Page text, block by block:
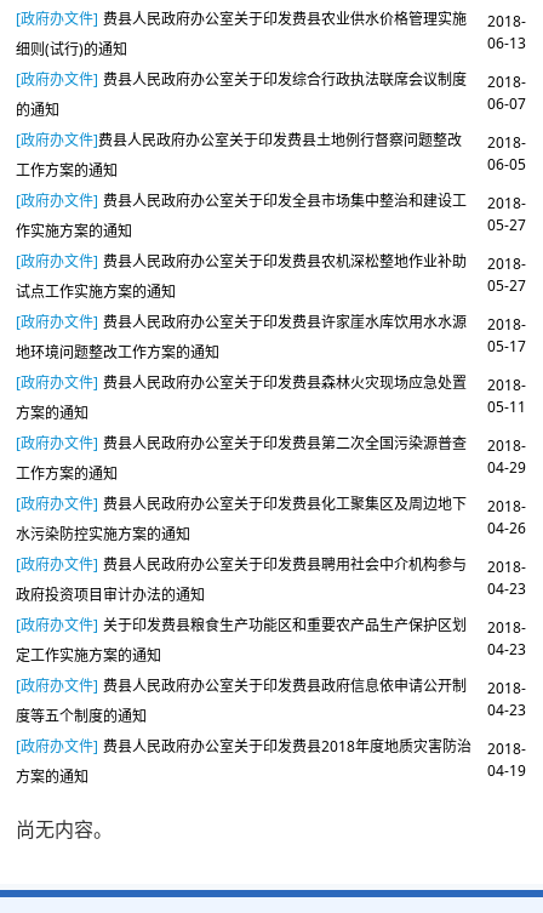
[政府办文件] 费县人民政府办公室关于印发费县农业供水价格管理实施
细则(试行)的通知
2018-
06-13
[政府办文件] 费县人民政府办公室关于印发综合行政执法联席会议制度
的通知
2018-
06-07
[政府办文件]​费县人民政府办公室关于印发费县土地例行督察问题整改
工作方案的通知
2018-
06-05
[政府办文件] 费县人民政府办公室关于印发全县市场集中整治和建设工
作实施方案的通知
2018-
05-27
[政府办文件] 费县人民政府办公室关于印发费县农机深松整地作业补助
试点工作实施方案的通知
2018-
05-27
[政府办文件] 费县人民政府办公室关于印发费县许家崖水库饮用水水源
地环境问题整改工作方案的通知
2018-
05-17
[政府办文件] 费县人民政府办公室关于印发费县森林火灾现场应急处置
方案的通知
2018-
05-11
[政府办文件] 费县人民政府办公室关于印发费县第二次全国污染源普查
工作方案的通知
2018-
04-29
[政府办文件] 费县人民政府办公室关于印发费县化工聚集区及周边地下
水污染防控实施方案的通知
2018-
04-26
[政府办文件] 费县人民政府办公室关于印发费县聘用社会中介机构参与
政府投资项目审计办法的通知
2018-
04-23
[政府办文件] 关于印发费县粮食生产功能区和重要农产品生产保护区划
定工作实施方案的通知
2018-
04-23
[政府办文件] 费县人民政府办公室关于印发费县政府信息依申请公开制
度等五个制度的通知
2018-
04-23
[政府办文件] 费县人民政府办公室关于印发费县2018年度地质灾害防治
方案的通知
2018-
04-19
尚无内容。